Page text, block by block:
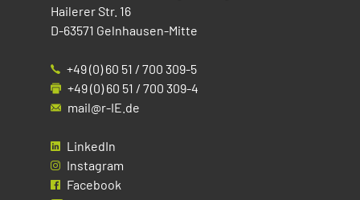
Hailerer Str. 16
D-63571 Gelnhausen-Mitte
+49 (0) 60 51 / 700 309-5
+49 (0) 60 51 / 700 309-4
mail@r-IE.de
LinkedIn
Instagram
Facebook